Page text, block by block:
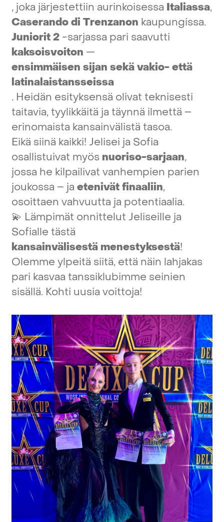
, joka järjestettiin aurinkoisessa Italiassa,
Caserandodi Trenzanon kaupungissa.
Juniorit2 -sarjassa pari saavutti
kaksoisvoiton —
ensimmäisen sijan sekävakio- että
latinalaistansseissa
. Heidän esityksensä olivat teknisesti
taitavia,tyylikkäitä ja täynnä ilmettä –
erinomaista kansainvälistä tasoa.
Eikä siinä kaikki! Jelisei ja Sofia
osallistuivat myös nuoriso-sarjaan,
jossa he kilpailivat vanhempien parien
joukossa – ja etenivätfinaaliin,
osoittaen vahvuutta ja potentiaalia.
💫 Lämpimät onnittelut Jeliseille ja
Sofialle tästä
kansainvälisestä menestyksestä!
Olemme ylpeitä siitä, että näin lahjakas
pari kasvaa tanssiklubimme seinien
sisällä. Kohti uusia voittoja!